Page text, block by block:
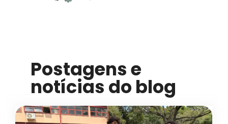
Postagens e
notícias do blog